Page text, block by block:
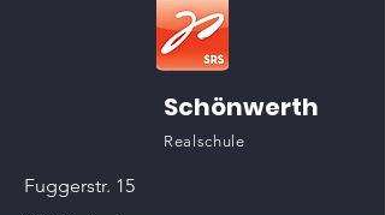
Schönwerth
Realschule
Fuggerstr. 15